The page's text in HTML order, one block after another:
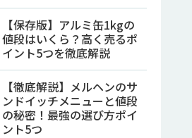
【保存版】アルミ缶1kgの
値段はいくら？高く売るポ
イント5つを徹底解説
【徹底解説】メルヘンのサ
ンドイッチメニューと値段
の秘密！最強の選び方ポイ
ント5つ